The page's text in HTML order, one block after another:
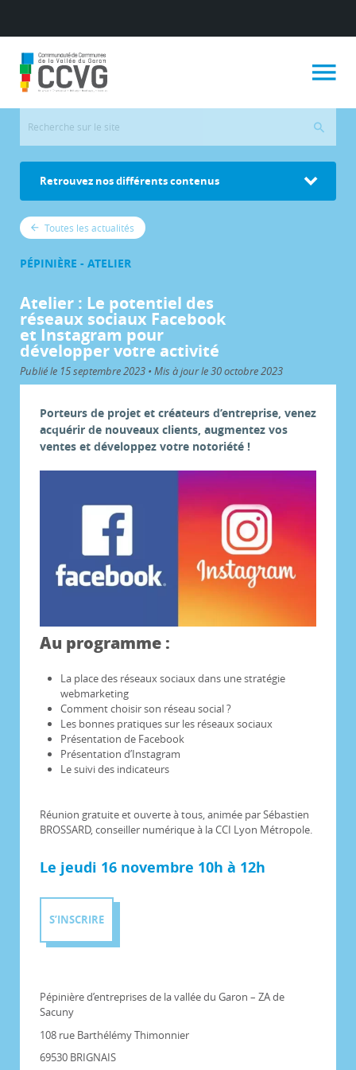
Retrouvez nos différents contenus
Toutes les actualités
PÉPINIÈRE - ATELIER
Atelier : Le potentiel des
réseaux sociaux Facebook
et Instagram pour
développer votre activité
Publié le 15 septembre 2023 • Mis à jour le 30 octobre 2023
Porteurs de projet et créateurs d’entreprise, venez
acquérir de nouveaux clients, augmentez vos
ventes et développez votre notoriété !
Au programme :
La place des réseaux sociaux dans une stratégie
webmarketing
Comment choisir son réseau social ?
Les bonnes pratiques sur les réseaux sociaux
Présentation de Facebook
Présentation d’Instagram
Le suivi des indicateurs
Réunion gratuite et ouverte à tous, animée par Sébastien
BROSSARD, conseiller numérique à la CCI Lyon Métropole.
Le jeudi 16 novembre 10h à 12h
S’INSCRIRE
Pépinière d’entreprises de la vallée du Garon – ZA de
Sacuny
108 rue Barthélémy Thimonnier
69530 BRIGNAIS